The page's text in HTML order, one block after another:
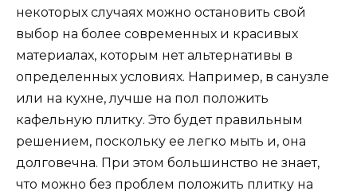
некоторых случаях можно остановить свой
выбор на более современных и красивых
материалах, которым нет альтернативы в
определенных условиях. Например, в санузле
или на кухне, лучше на пол положить
кафельную плитку. Это будет правильным
решением, поскольку ее легко мыть и, она
долговечна. При этом большинство не знает,
что можно без проблем положить плитку на